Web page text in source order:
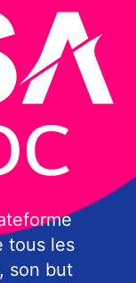
tous les
son but